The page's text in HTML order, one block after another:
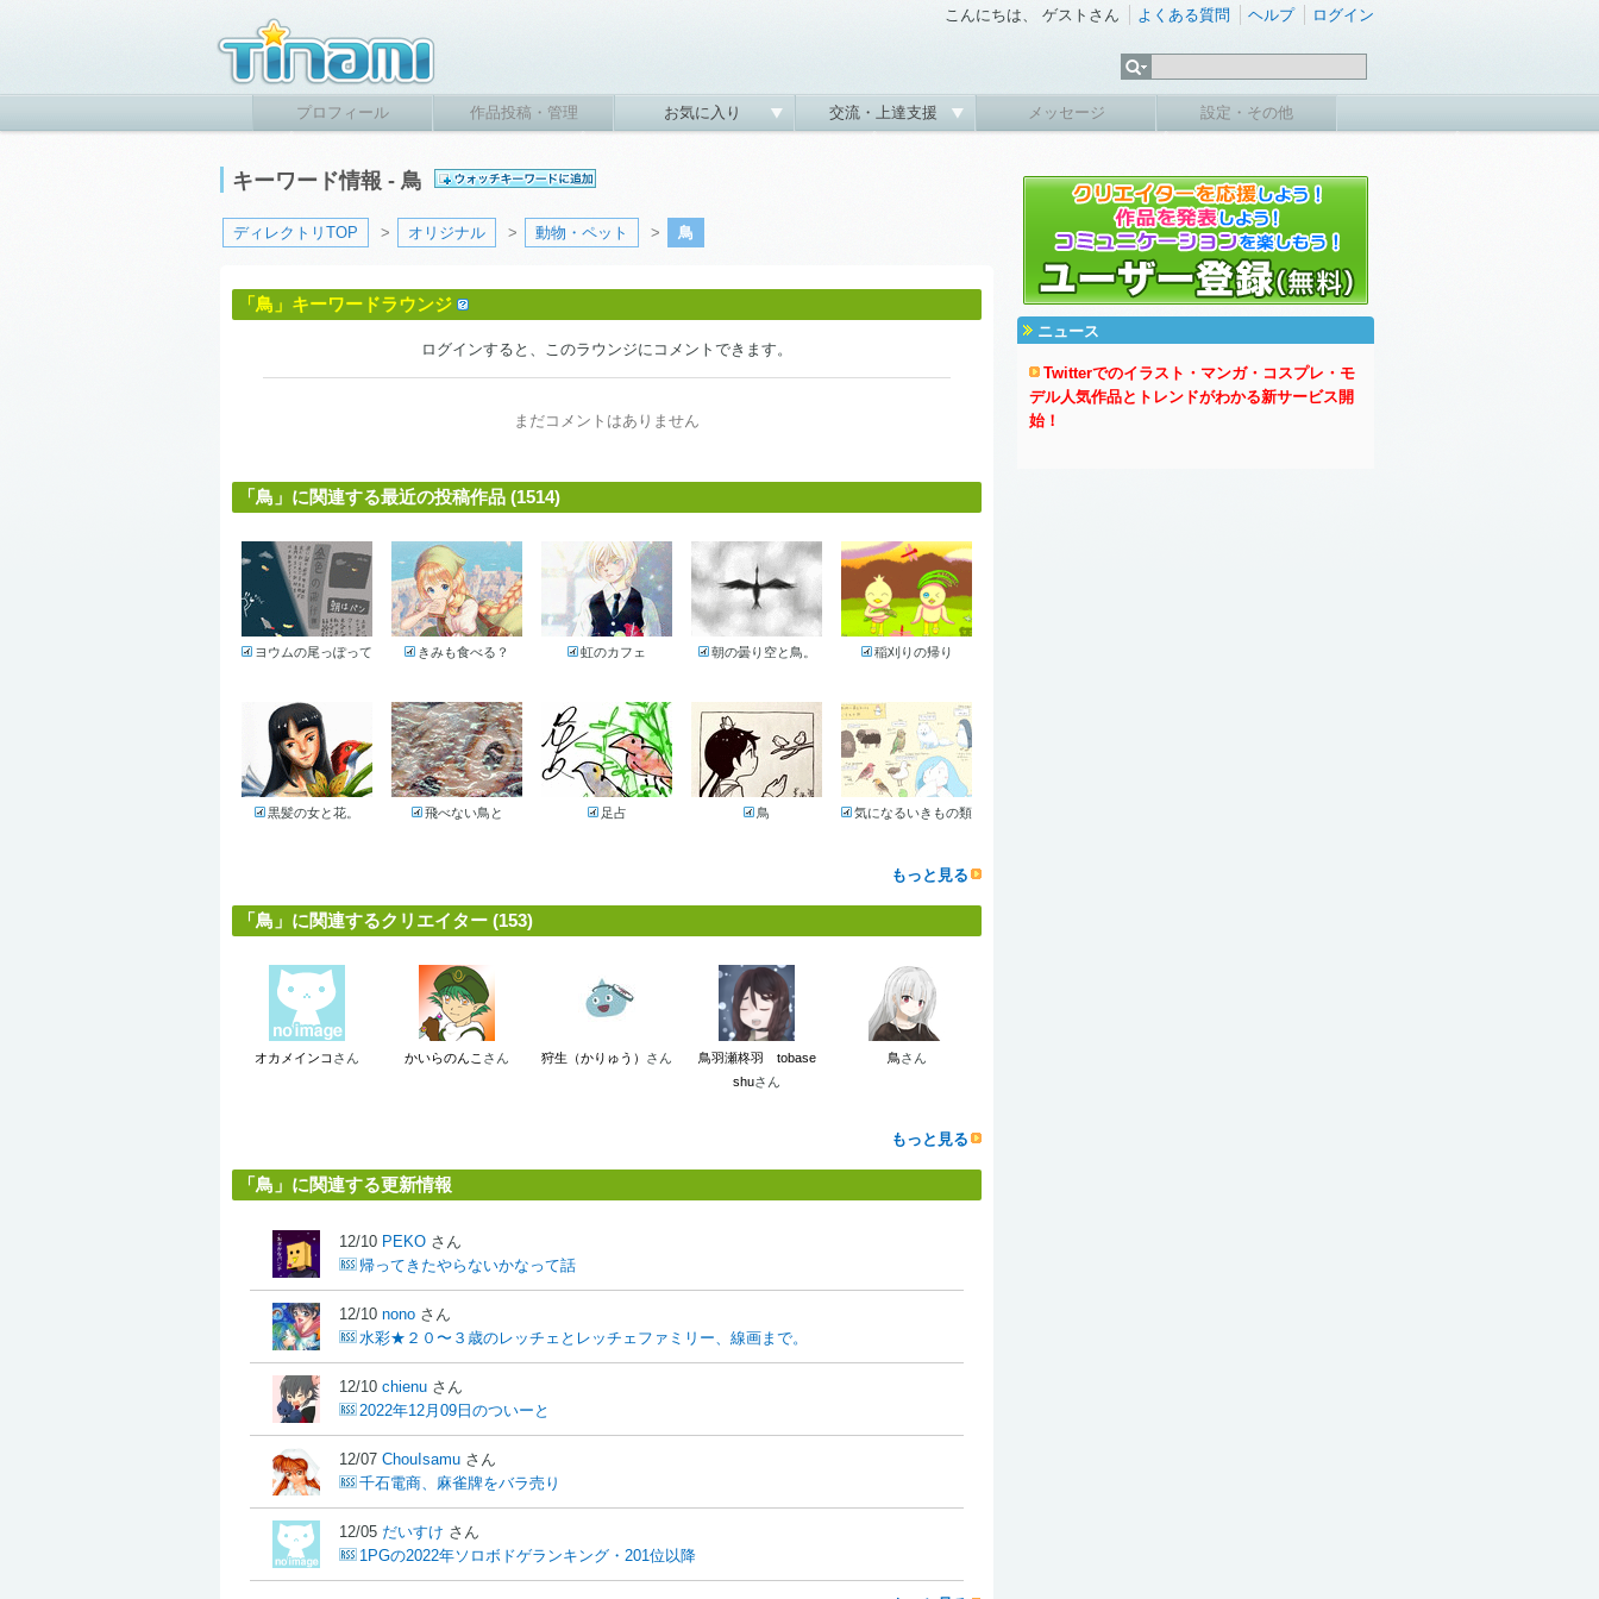
こんにちは、 ゲストさん よくある質問 ヘルプ ログイン
プロフィール 作品投稿・管理 お気に入り 交流・上達支援 メッセージ 設定・その他
キーワード情報 - 鳥
ディレクトリTOP > オリジナル > 動物・ペット > 鳥
「鳥」キーワードラウンジ
ログインすると、このラウンジにコメントできます。
まだコメントはありません
「鳥」に関連する最近の投稿作品 (1514)
ヨウムの尾っぽって きみも食べる？ 虹のカフェ 朝の曇り空と鳥。 稲刈りの帰り
黒髪の女と花。 飛べない鳥と 足占 鳥 気になるいきもの類
もっと見る
「鳥」に関連するクリエイター (153)
オカメインコ さん かいらのんこ さん 狩生（かりゅう） さん
鳥羽瀬柊羽 tobase
shuさん
鳥さん
もっと見る
「鳥」に関連する更新情報
12/10 PEKO さん
帰ってきたやらないかなって話
12/10 nono さん
水彩★２０〜３歳のレッチェとレッチェファミリー、線画まで。
12/10 chienu さん
2022年12月09日のついーと
12/07 ChouIsamu さん
千石電商、麻雀牌をバラ売り
12/05 だいすけ さん
1PGの2022年ソロボドゲランキング・201位以降
ニュース
Twitterでのイラスト・マンガ・コスプレ・モ
デル人気作品とトレンドがわかる新サービス開
始！